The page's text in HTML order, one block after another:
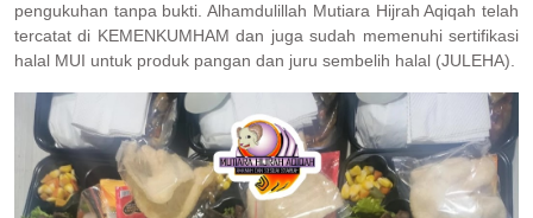
pengukuhan tanpa bukti. Alhamdulillah Mutiara Hijrah Aqiqah telah
tercatat di KEMENKUMHAM dan juga sudah memenuhi sertifikasi
halal MUI untuk produk pangan dan juru sembelih halal (JULEHA).